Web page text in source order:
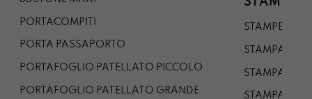
PORTACOMPITI
PORTA PASSAPORTO
PORTAFOGLIO PATELLATO PICCOLO
PORTAFOGLIO PATELLATO GRANDE
STAMPE A5
STAMPA A3
STAMPA A1
STAMPA A0